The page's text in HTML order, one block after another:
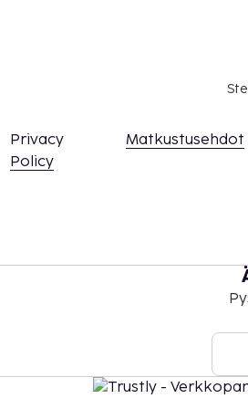
suuntautumiseen tai
Privacy
Policy
Matkustusehdot